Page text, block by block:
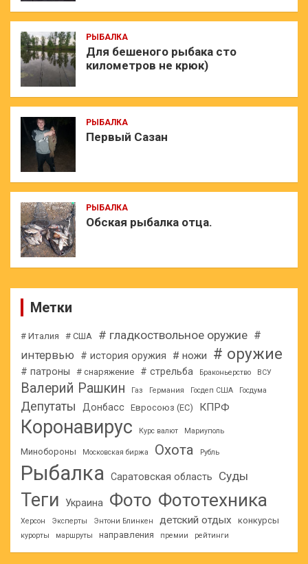
РЫБАЛКА
Для бешеного рыбака сто
километров не крюк)
РЫБАЛКА
Первый Сазан
РЫБАЛКА
Обская рыбалка отца.
Метки
# Италия # США # гладкоствольное оружие #
интервью
# история оружия # ножи # оружие
# патроны # снаряжение # стрельба Браконьерство ВСУ
Валерий Рашкин Газ Германия Госдеп США Госдума
Депутаты Донбасс Евросоюз (ЕС) КПРФ
Коронавирус Курс валют Мариуполь
Минобороны Московская биржа Охота Рубль
Рыбалка Саратовская область Суды
Теги Украина Фото Фототехника
Херсон Эксперты Энтони Блинкен детский отдых конкурсы
курорты маршруты направления премии рейтинги